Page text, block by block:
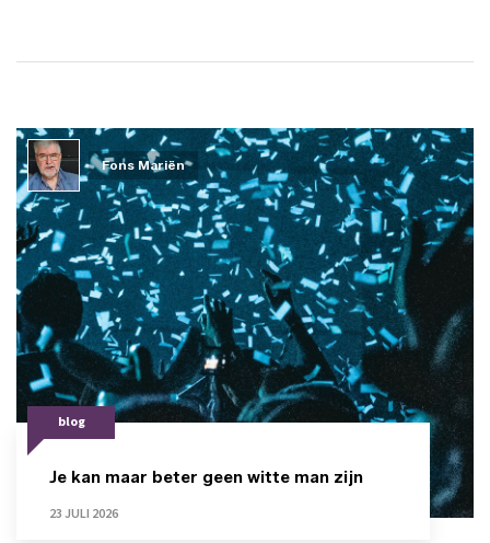
blog
Je kan maar beter geen witte man zijn
23 JULI 2026
Fons Mariën